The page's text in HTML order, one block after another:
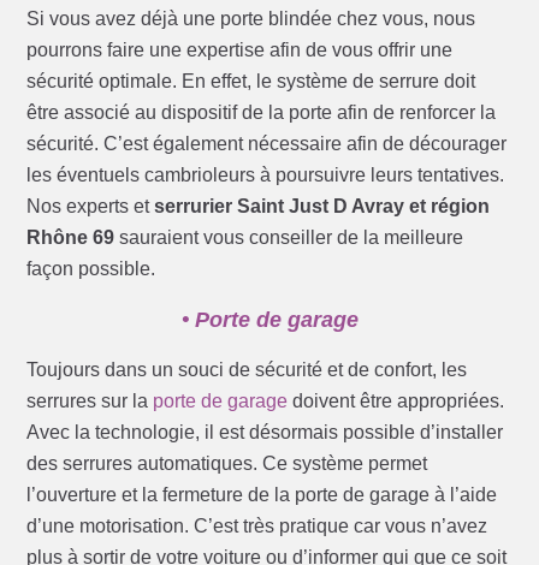
Si vous avez déjà une porte blindée chez vous, nous
pourrons faire une expertise afin de vous offrir une
sécurité optimale. En effet, le système de serrure doit
être associé au dispositif de la porte afin de renforcer la
sécurité. C’est également nécessaire afin de décourager
les éventuels cambrioleurs à poursuivre leurs tentatives.
Nos experts etserrurier Saint Just D Avray et région
Rhône 69 sauraient vous conseiller de la meilleure
façon possible.
• Porte de garage
Toujours dans un souci de sécurité et de confort, les
serrures sur la porte de garage doivent être appropriées.
Avec la technologie, il est désormais possible d’installer
des serrures automatiques. Ce système permet
l’ouverture et la fermeture de la porte de garage à l’aide
d’une motorisation. C’est très pratique car vous n’avez
plus à sortir de votre voiture ou d’informer qui que ce soit